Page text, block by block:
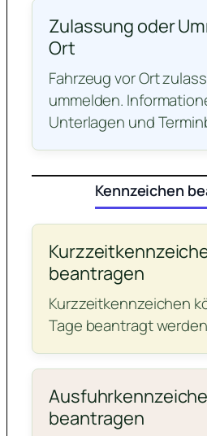
Zulassung oder
Ort
Fahrzeug vor Ort
ummelden.
Unterlagen und
Kennzeichen
beantragen
Kurzzeitkennzeichen
Tage beantragt
beantragen